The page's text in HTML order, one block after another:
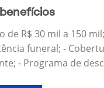
de R$ 30 mil a 150
funeral; -
- Programa de